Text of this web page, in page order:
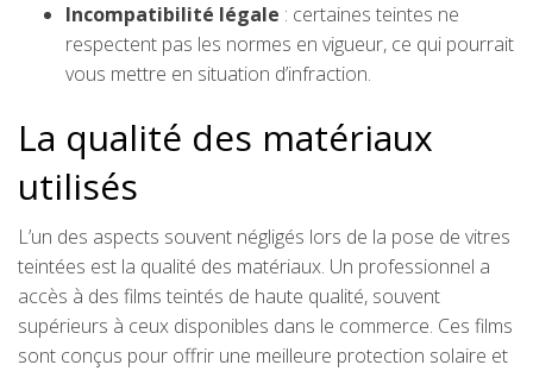
Incompatibilité légale : certaines teintes ne
respectent pas les normes en vigueur, ce qui pourrait
vous mettre en situation d’infraction.
La qualité des matériaux
utilisés
L’un des aspects souvent négligés lors de la pose de vitres
teintées est la qualité des matériaux. Un professionnel a
accès à des films teintés de haute qualité, souvent
supérieurs à ceux disponibles dans le commerce. Ces films
sont conçus pour offrir une meilleure protection solaire et